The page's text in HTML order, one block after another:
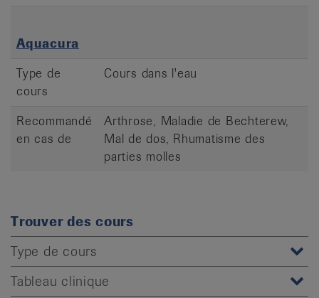
Aquacura
Type de
cours
Cours dans l'eau
Recommandé
en cas de
Arthrose, Maladie de Bechterew,
Mal de dos, Rhumatisme des
parties molles
Trouver des cours
Type de cours
Tableau clinique